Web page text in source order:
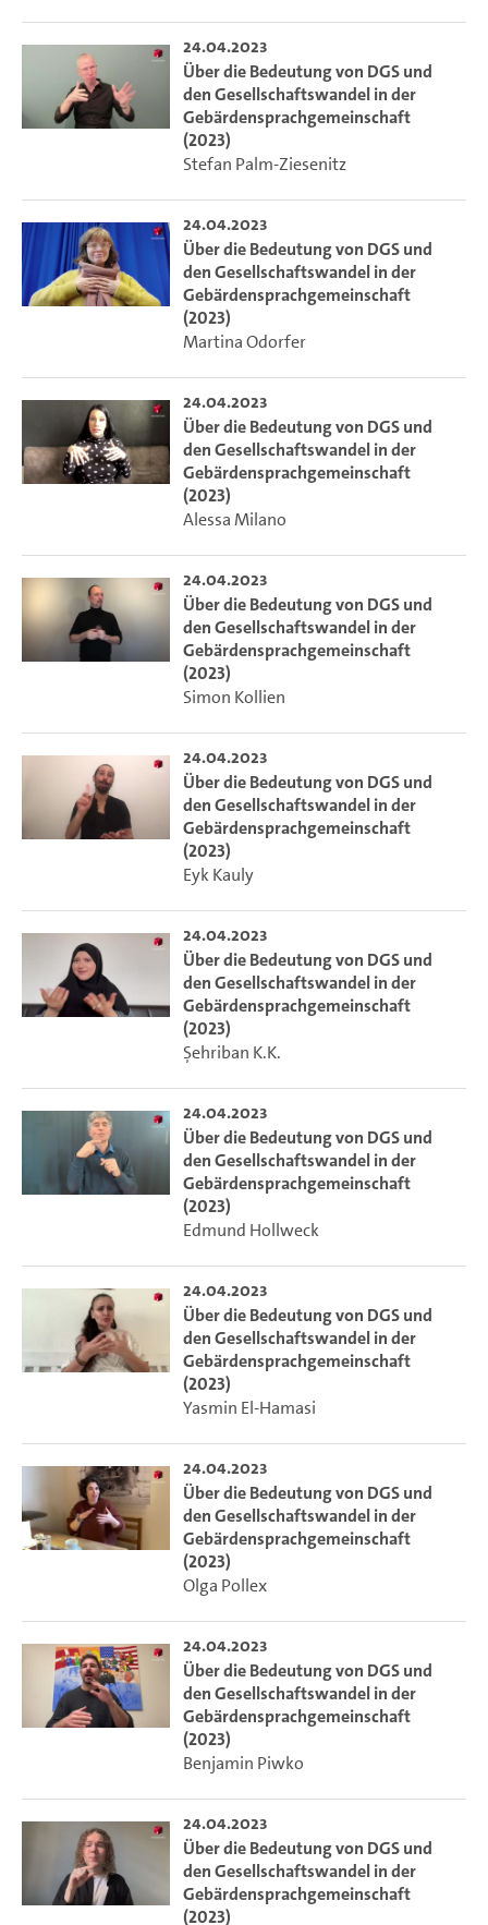
24.04.2023
Über die Bedeutung von DGS und
den Gesellschaftswandel in der
Gebärdensprachgemeinschaft
(2023)
Stefan Palm-Ziesenitz
24.04.2023
Über die Bedeutung von DGS und
den Gesellschaftswandel in der
Gebärdensprachgemeinschaft
(2023)
Martina Odorfer
24.04.2023
Über die Bedeutung von DGS und
den Gesellschaftswandel in der
Gebärdensprachgemeinschaft
(2023)
Alessa Milano
24.04.2023
Über die Bedeutung von DGS und
den Gesellschaftswandel in der
Gebärdensprachgemeinschaft
(2023)
Simon Kollien
24.04.2023
Über die Bedeutung von DGS und
den Gesellschaftswandel in der
Gebärdensprachgemeinschaft
(2023)
Eyk Kauly
24.04.2023
Über die Bedeutung von DGS und
den Gesellschaftswandel in der
Gebärdensprachgemeinschaft
(2023)
Şehriban K.K.
24.04.2023
Über die Bedeutung von DGS und
den Gesellschaftswandel in der
Gebärdensprachgemeinschaft
(2023)
Edmund Hollweck
24.04.2023
Über die Bedeutung von DGS und
den Gesellschaftswandel in der
Gebärdensprachgemeinschaft
(2023)
Yasmin El-Hamasi
24.04.2023
Über die Bedeutung von DGS und
den Gesellschaftswandel in der
Gebärdensprachgemeinschaft
(2023)
Olga Pollex
24.04.2023
Über die Bedeutung von DGS und
den Gesellschaftswandel in der
Gebärdensprachgemeinschaft
(2023)
Benjamin Piwko
24.04.2023
Über die Bedeutung von DGS und
den Gesellschaftswandel in der
Gebärdensprachgemeinschaft
(2023)